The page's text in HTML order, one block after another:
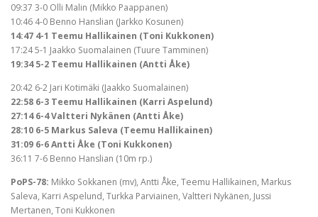
09:37 3-0 Olli Malin (Mikko Paappanen)
10:46 4-0 Benno Hanslian (Jarkko Kosunen)
14:47 4-1 Teemu Hallikainen (Toni Kukkonen)
17:24 5-1 Jaakko Suomalainen (Tuure Tamminen)
19:34 5-2 Teemu Hallikainen (Antti Åke)
20:42 6-2 Jari Kotimäki (Jaakko Suomalainen)
22:58 6-3 Teemu Hallikainen (Karri Aspelund)
27:14 6-4 Valtteri Nykänen (Antti Åke)
28:10 6-5 Markus Saleva (Teemu Hallikainen)
31:09 6-6 Antti Åke (Toni Kukkonen)
36:11 7-6 Benno Hanslian (10m rp.)
PoPS-78: Mikko Sokkanen (mv), Antti Åke, Teemu Hallikainen, Markus
Saleva, Karri Aspelund, Turkka Parviainen, Valtteri Nykänen, Jussi
Mertanen, Toni Kukkonen